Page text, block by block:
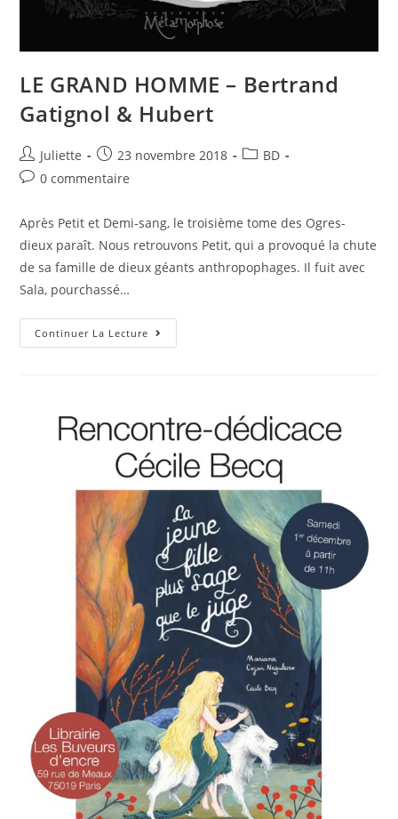
LE GRAND HOMME – Bertrand
Gatignol & Hubert
Juliette 23 novembre 2018
BD
0 commentaire
Après Petit et Demi-sang, le troisième tome des Ogres-
dieux paraît. Nous retrouvons Petit, qui a provoqué la chute
de sa famille de dieux géants anthropophages. Il fuit avec
Sala, pourchassé…
Continuer La Lecture